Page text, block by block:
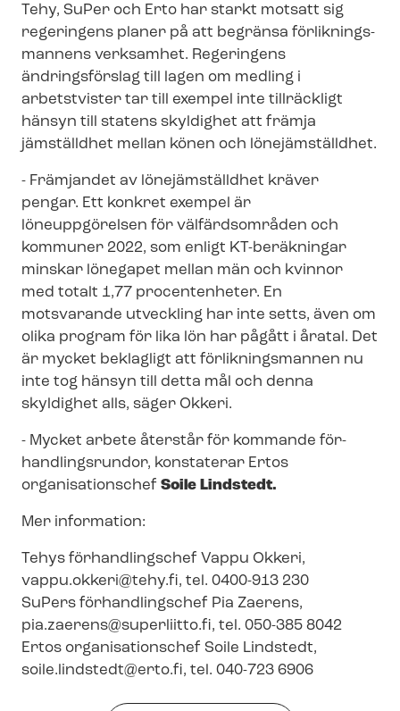
Tehy, SuPer och Erto har starkt motsatt sig
regeringens planer på att begränsa för­lik­nings­
man­nens verksamhet. Regeringens
ändringsförslag till lagen om medling i
arbetstvister tar till exempel inte tillräckligt
hänsyn till statens skyldighet att främja
jämställdhet mellan könen och lönejämställdhet.
- Främjandet av lönejämställdhet kräver
pengar. Ett konkret exempel är
löneuppgörelsen för välfärdsområden och
kommuner 2022, som enligt KT-beräkningar
minskar lönegapet mellan män och kvinnor
med totalt 1,77 procentenheter. En
motsvarande utveckling har inte setts, även om
olika program för lika lön har pågått i åratal. Det
är mycket beklagligt att förlikningsmannen nu
inte tog hänsyn till detta mål och denna
skyldighet alls, säger Okkeri.
- Mycket arbete återstår för kommande för­
hand­lings­run­dor, konstaterar Ertos
organisationschef Soile Lindstedt.
Mer information:
Tehys förhandlingschef Vappu Okkeri,
vappu.okkeri@tehy.fi, tel. 0400-913 230
SuPers förhandlingschef Pia Zaerens,
pia.zaerens@superliitto.fi, tel. 050-385 8042
Ertos organisationschef Soile Lindstedt,
soile.lindstedt@erto.fi, tel. 040-723 6906